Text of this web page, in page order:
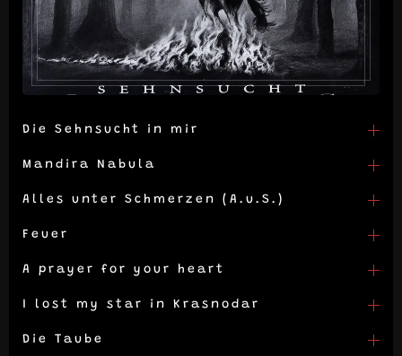
Die Sehnsucht in mir
Mandira Nabula
Alles unter Schmerzen (A.u.S.)
Feuer
A prayer for your heart
I lost my star in Krasnodar
Die Taube